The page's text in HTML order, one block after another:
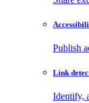
Publish
Link
Identify,